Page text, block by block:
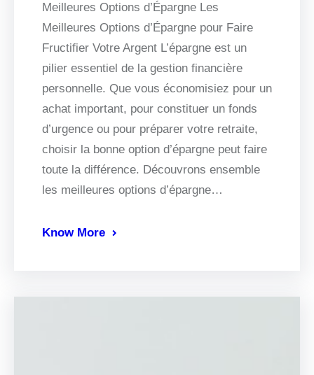
Meilleures Options d’Épargne Les
Meilleures Options d’Épargne pour Faire
Fructifier Votre Argent L’épargne est un
pilier essentiel de la gestion financière
personnelle. Que vous économisiez pour un
achat important, pour constituer un fonds
d’urgence ou pour préparer votre retraite,
choisir la bonne option d’épargne peut faire
toute la différence. Découvrons ensemble
les meilleures options d’épargne…
Know More